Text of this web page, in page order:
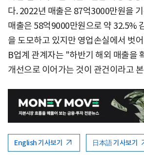
다. 2022년 매출은 87억3000만원을
매출은 58억9000만원으로 약 32.5%
을 도모하고 있지만 영업손실에서 벗
B업계 관계자는 "하반기 해외 매출을
개선으로 이어가는 것이 관건이라고
English 기사보기 日本語 기사보기